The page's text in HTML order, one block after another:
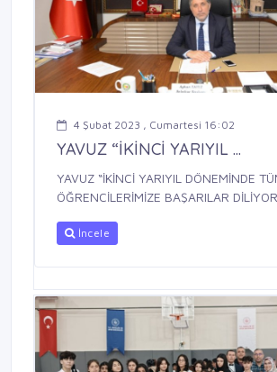
4 Şubat 2023 , Cumartesi 16:02
YAVUZ “İKİNCİ YARIYIL ...
YAVUZ “İKİNCİ YARIYIL DÖNEMİNDE
ÖĞRENCİLERİMİZE BAŞARILAR
İncele